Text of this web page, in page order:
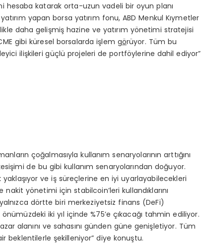
hesaba katarak orta-uzun vadeli bir oyun planı
yapan borsa yatırım fonu, ABD Menkul Kıymetler
daha gelişmiş hazine ve yatırım yönetimi stratejisi
gibi küresel borsalarda işlem görüyor. Tüm bu
ilişkileri güçlü projeleri de portföylerine dahil ediyor”
çoğalmasıyla kullanım senaryolarının arttığını
de bu gibi kullanım senaryolarından doğuyor.
yaklaşıyor ve iş süreçlerine en iyi uyarlayabilecekleri
nakit yönetimi için stabilcoin’leri kullandıklarını
dörtte biri merkeziyetsiz finans (DeFi)
iki yıl içinde %75’e çıkacağı tahmin ediliyor.
alanını ve sahasını günden güne genişletiyor. Tüm
beklentilerle şekilleniyor” diye konuştu.